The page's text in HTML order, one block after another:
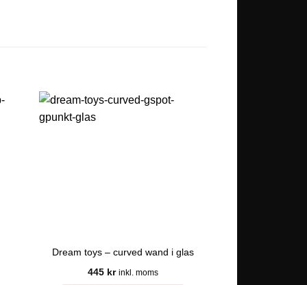
Dream toys – curved wand i glas
445 kr inkl. moms